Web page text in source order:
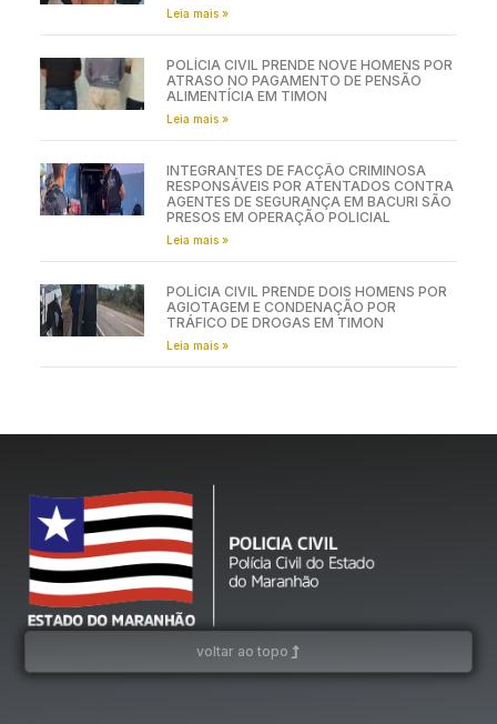
Leia mais »
POLÍCIA CIVIL PRENDE NOVE HOMENS POR
ATRASO NO PAGAMENTO DE PENSÃO
ALIMENTÍCIA EM TIMON
Leia mais »
INTEGRANTES DE FACÇÃO CRIMINOSA
RESPONSÁVEIS POR ATENTADOS CONTRA
AGENTES DE SEGURANÇA EM BACURI SÃO
PRESOS EM OPERAÇÃO POLICIAL
Leia mais »
POLÍCIA CIVIL PRENDE DOIS HOMENS POR
AGIOTAGEM E CONDENAÇÃO POR
TRÁFICO DE DROGAS EM TIMON
Leia mais »
voltar ao topo